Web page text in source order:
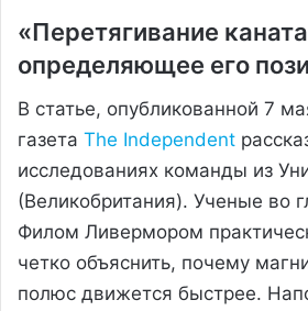
«Перетягивание
определяющее его
В статье, опубликованной 7
газета The Independent
исследованиях команды из
(Великобритания). Ученые во
Филом Ливермором
четко объяснить, почему
полюс движется быстрее.